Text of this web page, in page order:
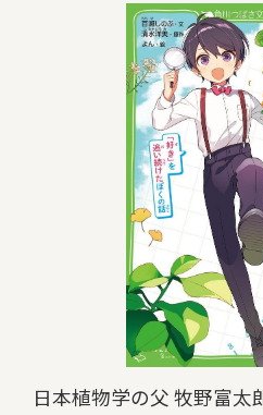
日本植物学の父 牧野富太